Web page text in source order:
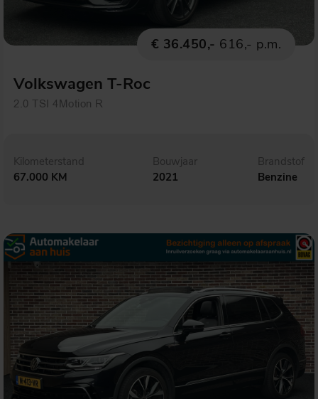
€ 36.450,- 616,- p.m.
Volkswagen T-Roc
2.0 TSI 4Motion R
Kilometerstand
67.000 KM
Bouwjaar
2021
Brandstof
Benzine